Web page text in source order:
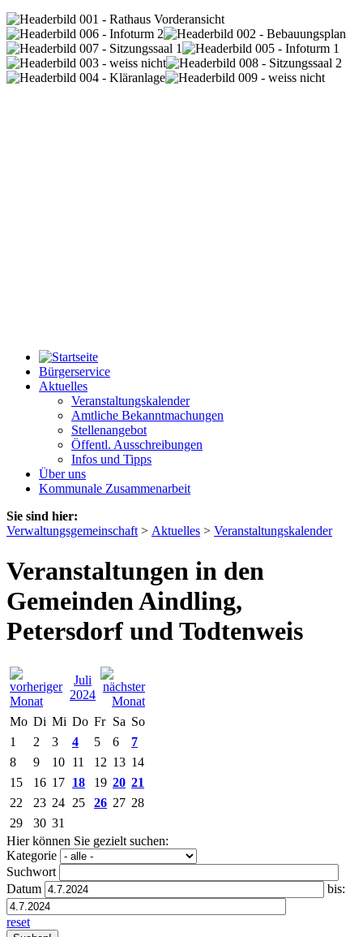
Bürgerservice
Aktuelles
Veranstaltungskalender
Amtliche Bekanntmachungen
Stellenangebot
Öffentl. Ausschreibungen
Infos und Tipps
Über uns
Kommunale Zusammenarbeit
Sie sind hier:
Verwaltungsgemeinschaft > Aktuelles > Veranstaltungskalender
Veranstaltungen in den
Gemeinden Aindling,
Petersdorf und Todtenweis
Juli
2024
Mo Di Mi Do Fr Sa So
1
2 3 4 5 6
7
8
9 10 11 12 13 14
15
16 17 18 19 20 21
22
23 24 25 26 27 28
29
30 31
Hier können Sie gezielt suchen:
Kategorie
Suchwort
Datum
bis:
reset